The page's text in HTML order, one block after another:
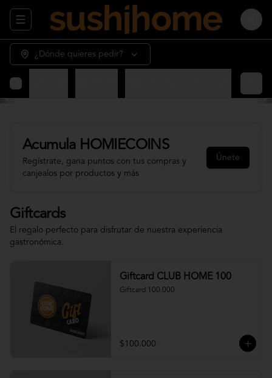
Abrir menu de navegación Login
¿Dónde quieres pedir?
Acumula HOMIECOINS
Regístrate, gana puntos con tus compras y
canjealos por productos y más
Únete
Giftcards
El regalo perfecto para disfrutar de nuestra experiencia
gastronómica.
Giftcard CLUB HOME 100
Giftcard 100.000
$100.000